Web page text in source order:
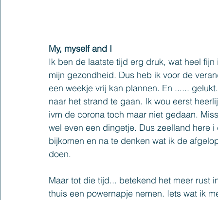
My, myself and I
Ik ben de laatste tijd erg druk, wat heel
mijn gezondheid. Dus heb ik voor de
een weekje vrij kan plannen. En ......
naar het strand te gaan. Ik wou eerst
ivm de corona toch maar niet gedaan.
wel even een dingetje. Dus zeelland here
bijkomen en na te denken wat ik de
doen.
Maar tot die tijd... betekend het meer rust
thuis een powernapje nemen. Iets wat ik